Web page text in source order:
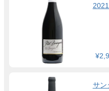
サン